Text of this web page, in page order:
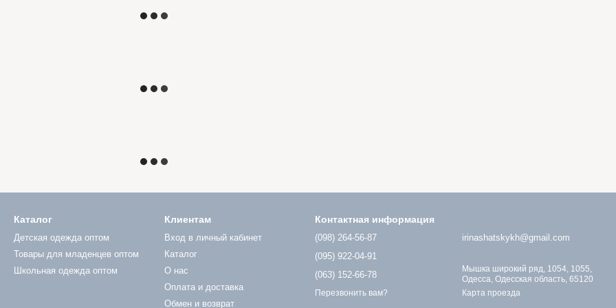
Каталог
Детская одежда оптом
Товары для младенцев оптом
Школьная одежда оптом
Клиентам
Вход в личный кабинет
Каталог
О нас
Оплата и доставка
Обмен и возврат
Контактная информация
(098) 264-56-87
(095) 922-04-91
(063) 152-66-78
Перезвонить вам?
irinashatskykh@gmail.com
Мышка широкий ряд, 1054, 1055,
Одесса, Одесская область, 65120
Карта проезда